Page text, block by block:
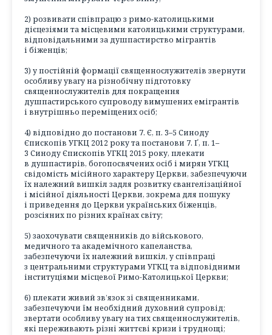
2) розвивати співпрацю з римо-католицькими
дієцезіями та місцевими католицькими структурами,
відповідальними за душпастирство мігрантів
і біженців;
3) у постійній формації священнослужителів звернути
особливу увагу на різнобічну підготовку
священнослужителів для покращення
душпастирського супроводу вимушених емігрантів
і внутрішньо переміщених осіб;
4) відповідно до постанови 7. Є, п. 3–5 Синоду
Єпископів УГКЦ 2012 року та постанови 7. Ґ, п. 1–
3 Синоду Єпископів УГКЦ 2015 року, плекати
в душпастирів, богопосвячених осіб і мирян УГКЦ
свідомість місійного характеру Церкви, забезпечуючи
їх належний вишкіл задля розвитку євангелізаційної
і місійної діяльності Церкви, зокрема для пошуку
і приведення до Церкви українських біженців,
розсіяних по різних країнах світу;
5) заохочувати священників до військового,
медичного та академічного капеланства,
забезпечуючи їх належний вишкіл, у співпраці
з центральними структурами УГКЦ та відповідними
інституціями місцевої Римо-Католицької Церкви;
6) плекати живий зв’язок зі священниками,
забезпечуючи їм необхідний духовний супровід;
звертати особливу увагу на тих священнослужителів,
які переживають різні життєві кризи і труднощі;